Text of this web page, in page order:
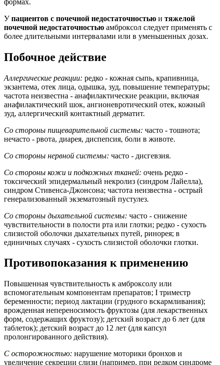
Упациентов с почечной недостаточностью и тяжелой
почечной недостаточностью амброксол следует применять с
более длительными интервалами или в уменьшенных дозах.
Побочное действие
Аллергические реакции: редко - кожная сыпь, крапивница,
экзантема, отек лица, одышка, зуд, повышение температуры;
частота неизвестна - анафилактические реакции, включая
анафилактический шок, ангионевротический отек, кожный
зуд, аллергический контактный дерматит.
Со стороны пищеварительной системы: часто - тошнота;
нечасто - рвота, диарея, диспепсия, боли в животе.
Со стороны нервной системы: часто - дисгевзия.
Со стороны кожи и подкожных тканей: очень редко -
токсический эпидермальный некролиз (синдром Лайелла),
синдром Стивенса-Джонсона; частота неизвестна - острый
генерализованный экзематозный пустулез.
Со стороны дыхательной системы: часто - снижение
чувствительности в полости рта или глотки; редко - сухость
слизистой оболочки дыхательных путей, ринорея; в
единичных случаях - сухость слизистой оболочки глотки.
Противопоказания к применению
Повышенная чувствительность к амброксолу или
вспомогательным компонентам препаратов; I триместр
беременности; период лактации (грудного вскармливания);
врожденная непереносимость фруктозы (для лекарственных
форм, содержащих фруктозу); детский возраст до 6 лет (для
таблеток); детский возраст до 12 лет (для капсул
пролонгированного действия).
С осторожностью: нарушение моторики бронхов и
увеличение секреции слизи (например, при редком синдроме